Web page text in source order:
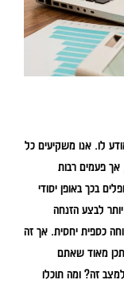
לו. אנו משקיעים כל
פעמים רבות
בכך באופן יסודי
לבצע הזנחה
כספית יחסית. אך זה
מאוד שאתם
זה? ומה תוכלו